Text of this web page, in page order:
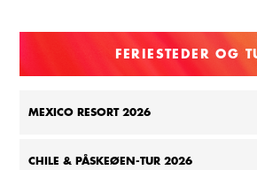
FERIESTEDER OG
MEXICO RESORT 2026
CHILE & PÅSKEØEN-TUR 2026